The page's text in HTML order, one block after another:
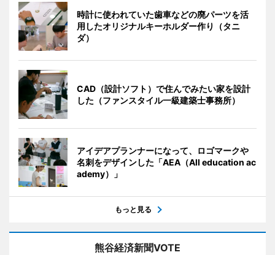
時計に使われていた歯車などの廃パーツを活
用したオリジナルキーホルダー作り（タニ
ダ）
CAD（設計ソフト）で住んでみたい家を設計
した（ファンスタイル一級建築士事務所）
アイデアプランナーになって、ロゴマークや
名刺をデザインした「AEA（All education ac
ademy）」
もっと見る
熊谷経済新聞VOTE